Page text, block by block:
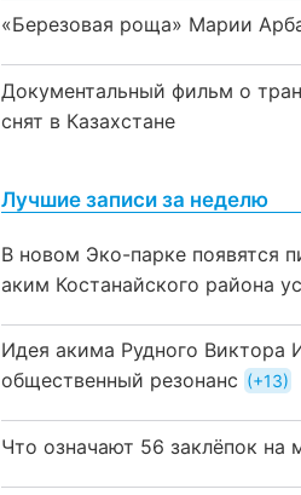
«Березовая роща» Марии
Документальный фильм о
снят в Казахстане
Лучшие записи за неделю
В новом Эко-парке появятся
аким Костанайского района
Идея акима Рудного Виктора
общественный резонанс
+13
Что означают 56 заклёпок на